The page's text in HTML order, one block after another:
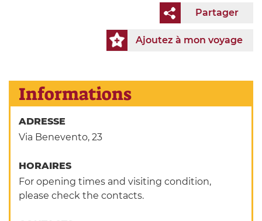
Partager
Ajoutez à mon voyage
Informations
ADRESSE
Via Benevento, 23
HORAIRES
For opening times and visiting condition,
please check the contacts.